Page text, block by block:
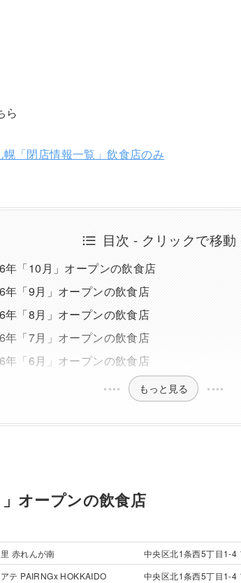
ら
幌「閉店情報一覧」飲食店のみ
目次 - クリックで移動
年「10月」オープンの飲食店
年「9月」オープンの飲食店
年「8月」オープンの飲食店
年「7月」オープンの飲食店
年「6月」オープンの飲食店
もっと見る
オープンの飲食店
赤れんが南
中央区北1条西5丁目1-4
テ PAIRNGx HOKKAIDO
中央区北1条西5丁目1-4